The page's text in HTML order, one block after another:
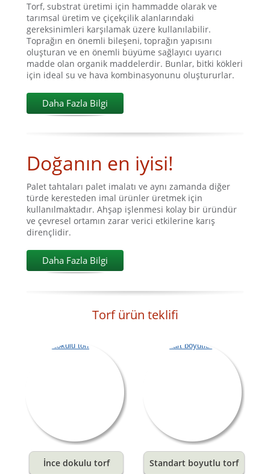
Torf, substrat üretimi için hammadde olarak ve
tarımsal üretim ve çiçekçilik alanlarındaki
gereksinimleri karşılamak üzere kullanılabilir.
Toprağın en önemli bileşeni, toprağın yapısını
oluşturan ve en önemli büyüme sağlayıcı uyarıcı
madde olan organik maddelerdir. Bunlar, bitki kökleri
için ideal su ve hava kombinasyonunu oluştururlar.
Daha Fazla Bilgi
Doğanın en iyisi!
Palet tahtaları palet imalatı ve aynı zamanda diğer
türde keresteden imal ürünler üretmek için
kullanılmaktadır. Ahşap işlenmesi kolay bir üründür
ve çevresel ortamın zarar verici etkilerine karış
dirençlidir.
Daha Fazla Bilgi
Torf ürün teklifi
İnce dokulu torf Standart boyutlu torf